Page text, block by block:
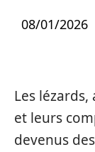
08/01/2026
Les
et leurs
devenus